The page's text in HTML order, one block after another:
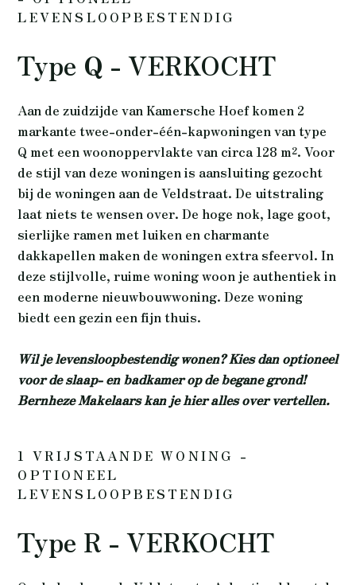
LEVENSLOOPBESTENDIG
Type Q - VERKOCHT
Aan de zuidzijde van Kamersche Hoef komen 2
markante twee-onder-één-kapwoningen van type
Q met een woonoppervlakte van circa 128 m². Voor
de stijl van deze woningen is aansluiting gezocht
bij de woningen aan de Veldstraat. De uitstraling
laat niets te wensen over. De hoge nok, lage goot,
sierlijke ramen met luiken en charmante
dakkapellen maken de woningen extra sfeervol. In
deze stijlvolle, ruime woning woon je authentiek in
een moderne nieuwbouwwoning. Deze woning
biedt een gezin een fijn thuis.
Wil je levensloopbestendig wonen? Kies dan optioneel
voor de slaap- en badkamer op de begane grond!
Bernheze Makelaars kan je hier alles over vertellen.
1 VRIJSTAANDE WONING -
OPTIONEEL
LEVENSLOOPBESTENDIG
Type R - VERKOCHT